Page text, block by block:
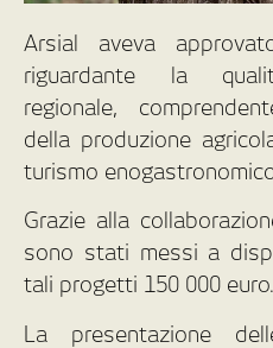
Arsial aveva
riguardante la
regionale,
della produzione
turismo
Grazie alla
sono stati messi a
tali progetti 150 000 euro.
La presentazione